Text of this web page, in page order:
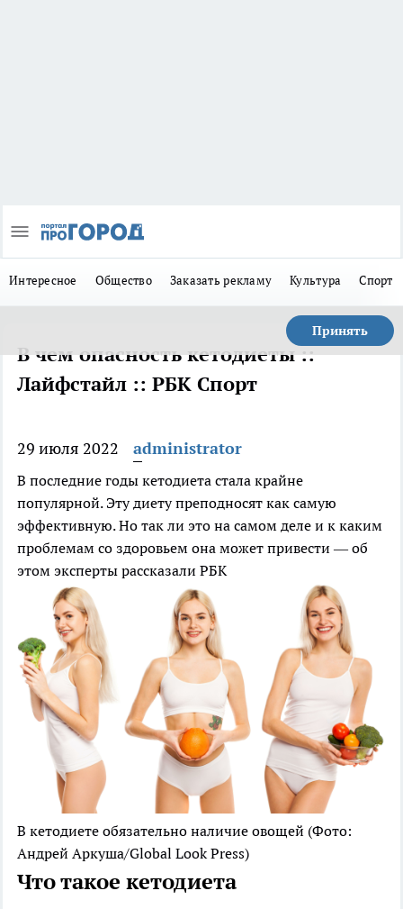
Интересное Общество Заказать рекламу Культура Спорт
Принять
В чем опасность кетодиеты ::
Лайфстайл :: РБК Спорт
29 июля 2022 administrator
В последние годы кетодиета стала крайне
популярной. Эту диету преподносят как самую
эффективную. Но так ли это на самом деле и к каким
проблемам со здоровьем она может привести — об
этом эксперты рассказали РБК
В кетодиете обязательно наличие овощей (Фото:
Андрей Аркуша/Global Look Press)
Что такое кетодиета